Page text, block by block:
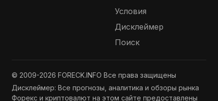
Условия
Дисклеймер
Поиск
© 2009-2026 FORECK.INFO Все права защищены
Дисклеймер: Все прогнозы, аналитика и обзоры рынка
Форекс и криптовалют на этом сайте предоставлены